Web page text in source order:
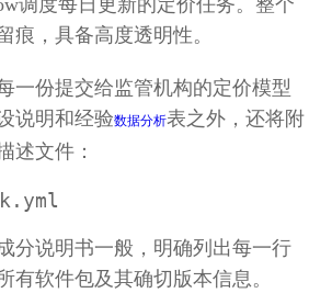
痕，具备高度透明性。
一份提交给监管机构的定价模型
说明和经验数据分析表之外，还将附
述文件：
分说明书一般，明确列出每一行
有软件包及其确切版本信息。